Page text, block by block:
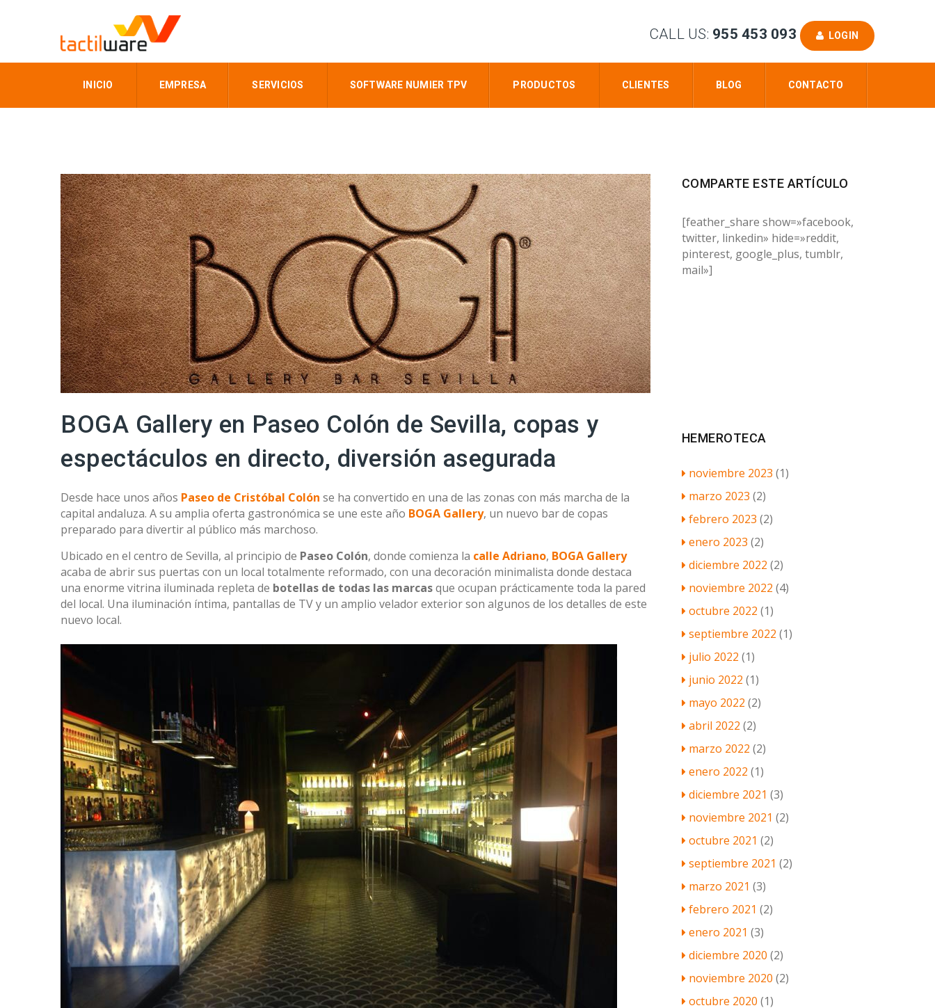
CALL US: 955 453 093 LOGIN
INICIO EMPRESA SERVICIOS SOFTWARE NUMIER TPV PRODUCTOS CLIENTES BLOG CONTACTO
BOGA Gallery en Paseo Colón de Sevilla, copas y
espectáculos en directo, diversión asegurada
Desde hace unos años Paseo de Cristóbal Colón se ha convertido en una de las zonas con más marcha de la
capital andaluza. A su amplia oferta gastronómica se une este año BOGA Gallery, un nuevo bar de copas
preparado para divertir al público más marchoso.
Ubicado en el centro de Sevilla, al principio de Paseo Colón, donde comienza la calle Adriano, BOGA Gallery
acaba de abrir sus puertas con un local totalmente reformado, con una decoración minimalista donde destaca
una enorme vitrina iluminada repleta de botellas de todas las marcasque ocupan prácticamente toda la pared
del local. Una iluminación íntima, pantallas de TV y un amplio velador exterior son algunos de los detalles de este
nuevo local.
COMPARTE ESTE ARTÍCULO
[feather_share show=»facebook,
twitter, linkedin» hide=»reddit,
pinterest, google_plus, tumblr,
mail»]
HEMEROTECA
noviembre 2023 (1)
marzo 2023 (2)
febrero 2023 (2)
enero 2023 (2)
diciembre 2022 (2)
noviembre 2022 (4)
octubre 2022 (1)
septiembre 2022 (1)
julio 2022 (1)
junio 2022 (1)
mayo 2022 (2)
abril 2022 (2)
marzo 2022 (2)
enero 2022 (1)
diciembre 2021 (3)
noviembre 2021 (2)
octubre 2021 (2)
septiembre 2021 (2)
marzo 2021 (3)
febrero 2021 (2)
enero 2021 (3)
diciembre 2020 (2)
noviembre 2020 (2)
octubre 2020 (1)